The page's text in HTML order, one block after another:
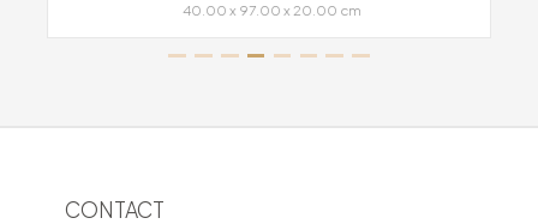
40.00 x 97.00 x 20.00 cm
CONTACT